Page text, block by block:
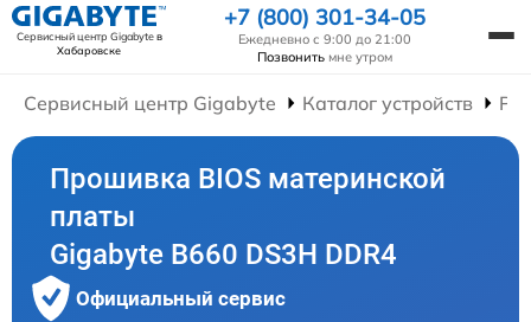
Сервисный центр Gigabyteв
Хабаровске
+7 (800) 301-34-05
Ежедневно с 9:00 до 21:00
Позвонить мне утром
Сервисный центр Gigabyte Каталог устройств
Прошивка BIOS материнской
платы
Gigabyte B660 DS3H DDR4
Официальный сервис